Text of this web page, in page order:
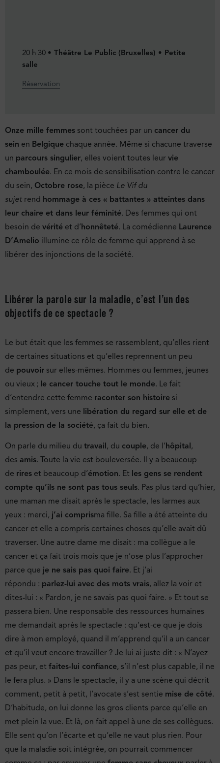
20 h 30 • Théâtre Le Public (Bruxelles) • Petite
salle
Réservation
Onze mille femmes sont touchées par un cancer du
sein en Belgique chaque année. Même si chacune traverse
un parcours singulier, elles voient toutes leur vie
chamboulée. En ce mois de sensibilisation contre le cancer
du sein, Octobre rose, la pièce Le Vif du
sujet rend hommage à ces « battantes » atteintes dans
leur chaire et dans leur féminité. Des femmes qui ont
besoin de vérité et d’honnêteté. La comédienne Laurence
D’Amelio illumine ce rôle de femme qui apprend à se
libérer des injonctions de la société.
Libérer la parole sur la maladie, c’est l’un des
objectifs de ce spectacle ?
Le but était que les femmes se rassemblent, qu’elles rient
de certaines situations et qu’elles reprennent un peu
de pouvoir sur elles-mêmes. Hommes ou femmes, jeunes
ou vieux ; le cancer touche tout le monde. Le fait
d’entendre cette femme raconter son histoire si
simplement, vers une libération du regard sur elle et de
la pression de la société, ça fait du bien.
On parle du milieu du travail, du couple, de l’hôpital,
des amis. Toute la vie est bouleversée. Il y a beaucoup
de rires et beaucoup d’émotion. Et les gens se rendent
compte qu’ils ne sont pas tous seuls. Pas plus tard qu’hier,
une maman me disait après le spectacle, les larmes aux
yeux : merci, j’ai comprisma fille. Sa fille a été atteinte du
cancer et elle a compris certaines choses qu’elle avait dû
traverser. Une autre dame me disait : ma collègue a le
cancer et ça fait trois mois que je n’ose plus l’approcher
parce que je ne sais pas quoi faire. Et j’ai
répondu : parlez-lui avec des mots vrais, allez la voir et
dites-lui : « Pardon, je ne savais pas quoi faire. » Et tout se
passera bien. Une responsable des ressources humaines
me demandait après le spectacle : qu’est-ce que je dois
dire à mon employé, quand il m’apprend qu’il a un cancer
et qu’il veut encore travailler ? Je lui ai juste dit : « N’ayez
pas peur, et faites-lui confiance, s’il n’est plus capable, il ne
le fera plus. » Dans le spectacle, il y a une scène qui décrit
comment, petit à petit, l’avocate s’est sentie mise de côté.
D’habitude, on lui donne les gros clients parce qu’elle en
met plein la vue. Et là, on fait appel à une de ses collègues.
Elle sent qu’on l’écarte et qu’elle ne vaut plus rien. Pour
que la maladie soit intégrée, on pourrait commencer